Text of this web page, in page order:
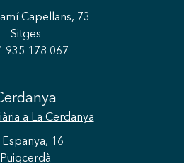
Capellans, 73
Sitges
935 178 067
a La Cerdanya
16
Puigcerdà